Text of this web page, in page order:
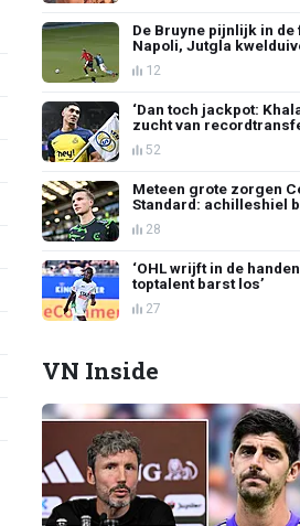
De Bruyne pijnlijk in de
Napoli, Jutgla
12
‘Dan toch jackpot:
zucht van
52
Meteen grote zorgen
Standard: achilleshiel
28
‘OHL wrijft in de
toptalent barst los’
27
VN Inside